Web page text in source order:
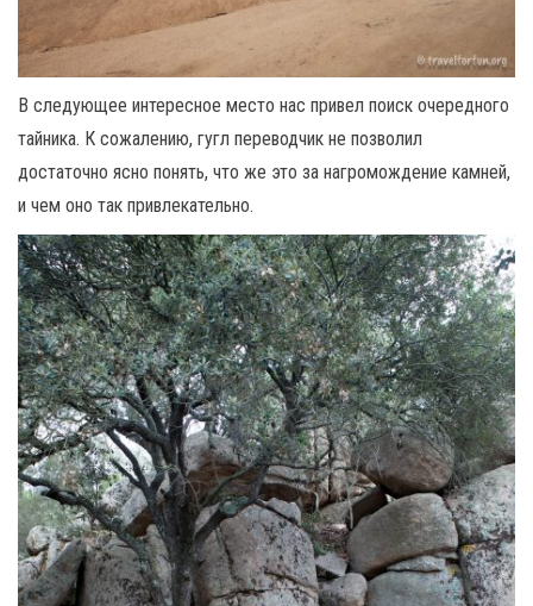
В следующее интересное место нас привел поиск очередного
тайника. К сожалению, гугл переводчик не позволил
достаточно ясно понять, что же это за нагромождение камней,
и чем оно так привлекательно.